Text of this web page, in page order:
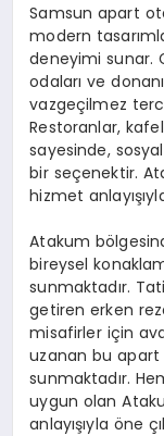
Samsun apart
modern
deneyimi sunar.
odaları ve
vazgeçilmez
Restoranlar,
sayesinde,
bir seçenektir.
hizmet
Atakum
bireysel
sunmaktadır.
getiren erken
misafirler için
uzanan bu
sunmaktadır.
uygun olan
anlayışıyla öne